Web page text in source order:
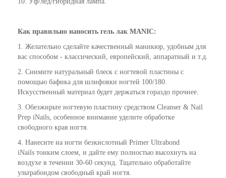
Как правильно наносить гель лак MANIC:
1. Желательно сделайте качественный маникюр, удобным для
вас способом - классический, европейский, аппаратный и т.д.
2. Снимите натуральный блеск с ногтевой пластины с
помощью бафика для шлифовки ногтей 100/180.
Искусственный материал будет держаться гораздо прочнее.
3. Обезжирьте ногтевую пластину средством Cleanser & Nail
Prep iNails, особенное внимание уделите обработке
свободного края ногтя.
4. Нанесите на ногти безкислотный Primer Ultrabond
iNails тонким слоем, и дайте ему полностью высохнуть на
воздухе в течении 30-60 секунд. Тщательно обработайте
ультрабондом свободный край ногтя.